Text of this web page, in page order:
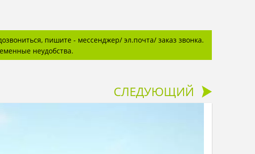
пишите - мессенджер/ эл.почта/ заказ звонка.
неудобства.
СЛЕДУЮЩИЙ